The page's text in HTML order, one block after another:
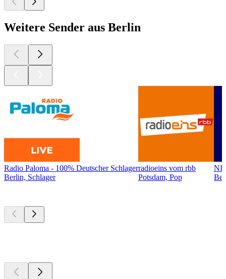
Weitere Sender aus Berlin
Radio Paloma - 100% Deutscher Schlager
Berlin, Schlager
radioeins vom rbb
Potsdam, Pop